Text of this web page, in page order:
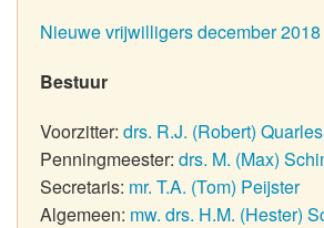
Nieuwe vrijwilligers december 2018
Bestuur
Voorzitter: drs. R.J. (Robert)
Penningmeester: drs. M. (Max)
Secretaris: mr. T.A. (Tom) Peijster
Algemeen: mw. drs. H.M. (Hester)